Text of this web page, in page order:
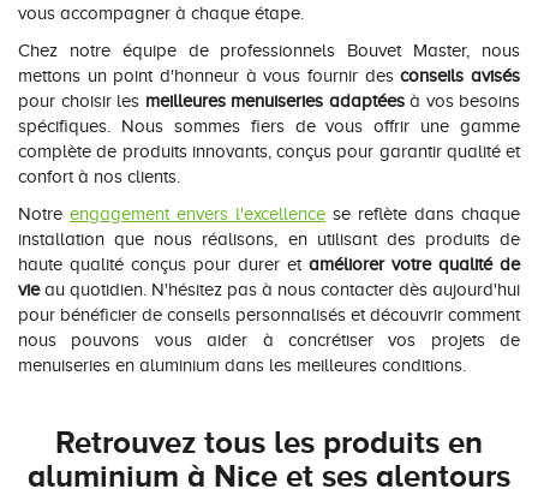
vous accompagner à chaque étape.
Chez notre équipe de professionnels Bouvet Master, nous
mettons un point d'honneur à vous fournir desconseils avisés
pour choisir les meilleures menuiseries adaptéesà vos besoins
spécifiques. Nous sommes fiers de vous offrir une gamme
complète de produits innovants, conçus pour garantir qualité et
confort à nos clients.
Notre engagement envers l'excellence se reflète dans chaque
installation que nous réalisons, en utilisant des produits de
haute qualité conçus pour durer et améliorer votre qualité de
vieau quotidien. N'hésitez pas à nous contacter dès aujourd'hui
pour bénéficier de conseils personnalisés et découvrir comment
nous pouvons vous aider à concrétiser vos projets de
menuiseries en aluminium dans les meilleures conditions.
Retrouvez tous les produits en
aluminium à Nice et ses alentours